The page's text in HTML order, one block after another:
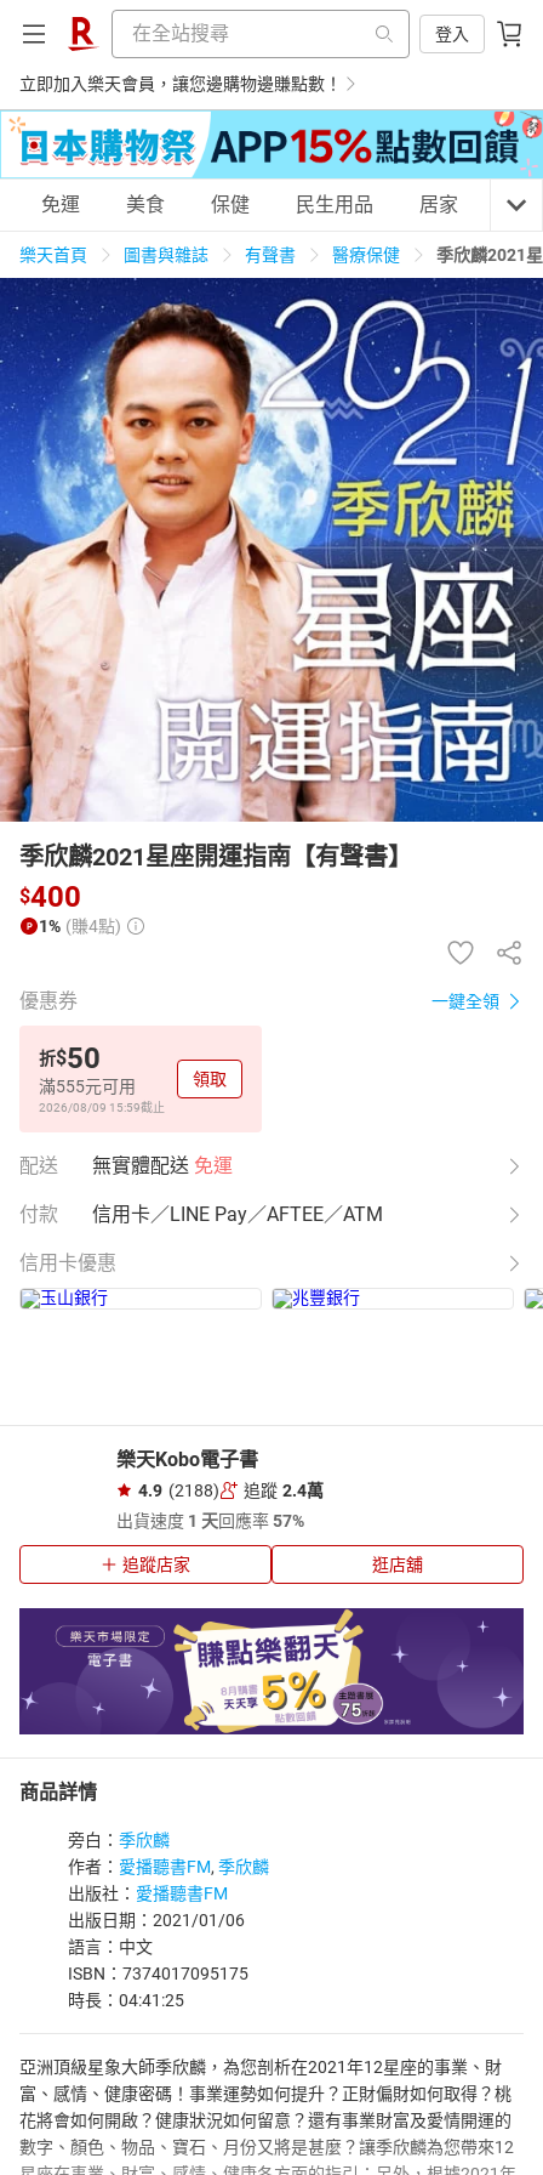
登入
立即加入樂天會員，讓您邊購物邊賺點數！
購物網分類
天天免運 美食蛋糕 養生保健 民生用品
居家生活 3C家電 運動休閒 親子玩具
女裝 男裝 化妝保養 情趣用品
免運 美食 保健 民生用品 居家 3C
樂天首頁 圖書與雜誌 有聲書 醫療保健 季欣麟2021
季欣麟2021星座開運指南【有聲書】
$400
1% (賺4點)
優惠券 一鍵全領
折$50
滿555元可用
2026/08/09 15:59截止
領取
配送 無實體配送 免運
付款 信用卡／LINE Pay／AFTEE／ATM
信用卡優惠
樂天Kobo電子書
4.9 (2188) 追蹤 2.4萬
出貨速度 1 天回應率57%
追蹤店家 逛店舖
商品詳情
旁白： 季欣麟
作者： 愛播聽書FM, 季欣麟
出版社： 愛播聽書FM
出版日期：2021/01/06
語言：中文
ISBN：7374017095175
時長：04:41:25
亞洲頂級星象大師季欣麟，為您剖析在2021年12星座的事業、財
富、感情、健康密碼！事業運勢如何提升？正財偏財如何取得？桃
花將會如何開啟？健康狀況如何留意？還有事業財富及愛情開運的
數字、顏色、物品、寶石、月份又將是甚麼？讓季欣麟為您帶來12